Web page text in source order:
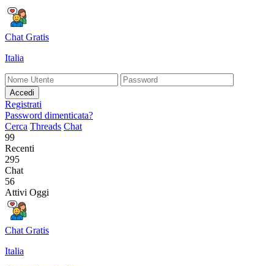
Chat Gratis
Italia
Accedi
Registrati
Password dimenticata?
Cerca Threads Chat
99
Recenti
295
Chat
56
Attivi Oggi
Chat Gratis
Italia